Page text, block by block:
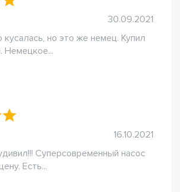
30.09.2021
но это же немец. Купил
Немецкое...
16.10.2021
Суперсовременный насос
Есть...